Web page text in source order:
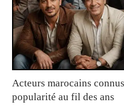
Acteurs marocains
popularité au fil des ans